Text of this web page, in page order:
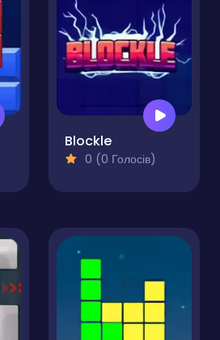
Blockle
0 (0 Голосів)